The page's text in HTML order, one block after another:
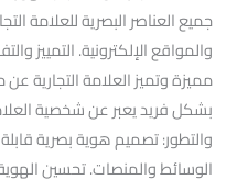
جميع العناصر البصرية للعلامة
والمواقع الإلكترونية. التمييز
مميزة وتميز العلامة التجارية
بشكل فريد يعبر عن شخصية
والتطور: تصميم هوية بصرية
الوسائط والمنصات. تحسين